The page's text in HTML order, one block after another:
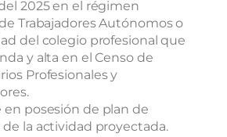
2025 en el régimen
Trabajadores Autónomos o
del colegio profesional que
y alta en el Censo de
Profesionales y
en posesión de plan de
la actividad proyectada.